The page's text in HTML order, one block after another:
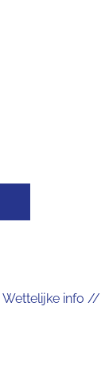
Wettelijke info //